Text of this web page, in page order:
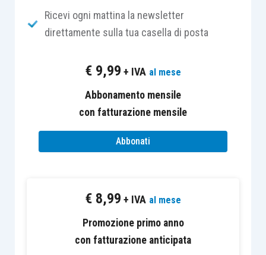
allariduzione del risultato economico
(tale contributo troverà
settembre 2021).
Coloro che intendono beneficiare del contributo
a decorrere da oggi, 5 luglio
trasmissione del file, invece, dovranno attendere
I soggetti ai quali è riconosciuto il contributo
Ricevi ogni mattina la newsletter
direttamente sulla tua casella di posta
€ 9,99 + IVA al mese
Abbonamento mensile
con fatturazione mensile
Abbonati
€ 8,99 + IVA al mese
Promozione primo anno
con fatturazione anticipata